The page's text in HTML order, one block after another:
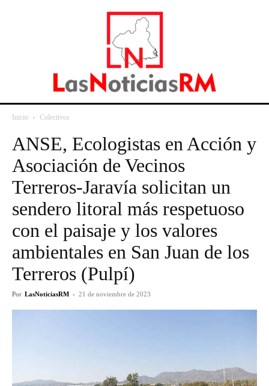
Inicio Colectivos
ANSE, Ecologistas en Acción y
Asociación de Vecinos
Terreros-Jaravía solicitan un
sendero litoral más respetuoso
con el paisaje y los valores
ambientales en San Juan de los
Terreros (Pulpí)
Por LasNoticiasRM - 21 de noviembre de 2023